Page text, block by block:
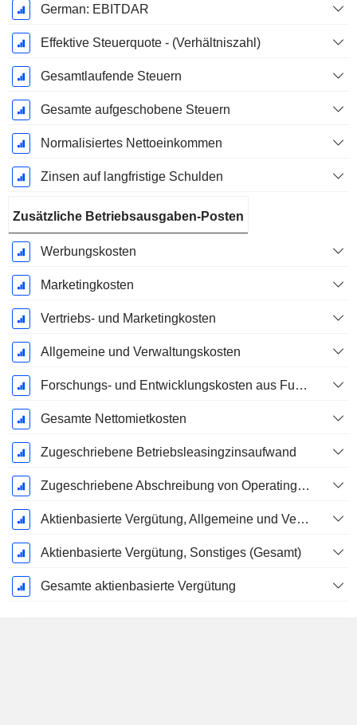
German: EBITDAR
Effektive Steuerquote - (Verhältniszahl)
Gesamtlaufende Steuern
Gesamte aufgeschobene Steuern
Normalisiertes Nettoeinkommen
Zinsen auf langfristige Schulden
Zusätzliche Betriebsausgaben-Posten
Werbungskosten
Marketingkosten
Vertriebs- und Marketingkosten
Allgemeine und Verwaltungskosten
Forschungs- und Entwicklungskosten aus Fußnoten
Gesamte Nettomietkosten
Zugeschriebene Betriebsleasingzinsaufwand
Zugeschriebene Abschreibung von Operating-Leasingverträgen
Aktienbasierte Vergütung, Allgemeine und Verwaltungskosten (Gesamt)
Aktienbasierte Vergütung, Sonstiges (Gesamt)
Gesamte aktienbasierte Vergütung